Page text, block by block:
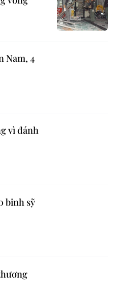
Nam, 4
vì đánh
binh sỹ